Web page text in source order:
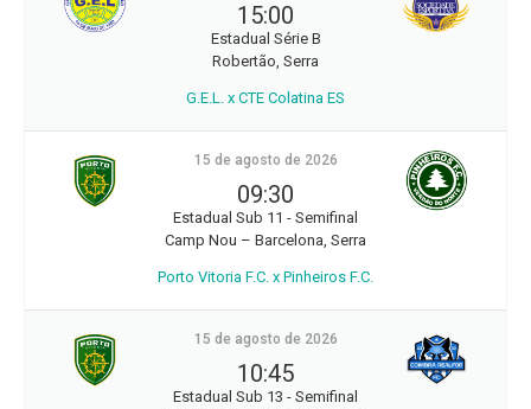
15:00
Estadual Série B
Robertão, Serra
G.E.L. x CTE Colatina ES
15 de agosto de 2026
09:30
Estadual Sub 11 - Semifinal
Camp Nou – Barcelona, Serra
Porto Vitoria F.C. x Pinheiros F.C.
15 de agosto de 2026
10:45
Estadual Sub 13 - Semifinal